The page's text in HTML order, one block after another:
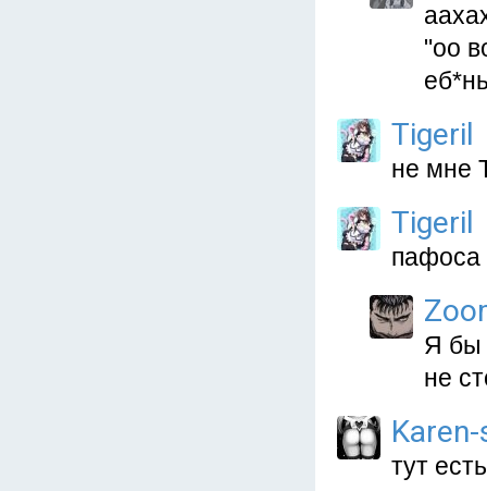
"оо
Tigeril
не мне
Tigeril
пафоса
Я бы
не
тут